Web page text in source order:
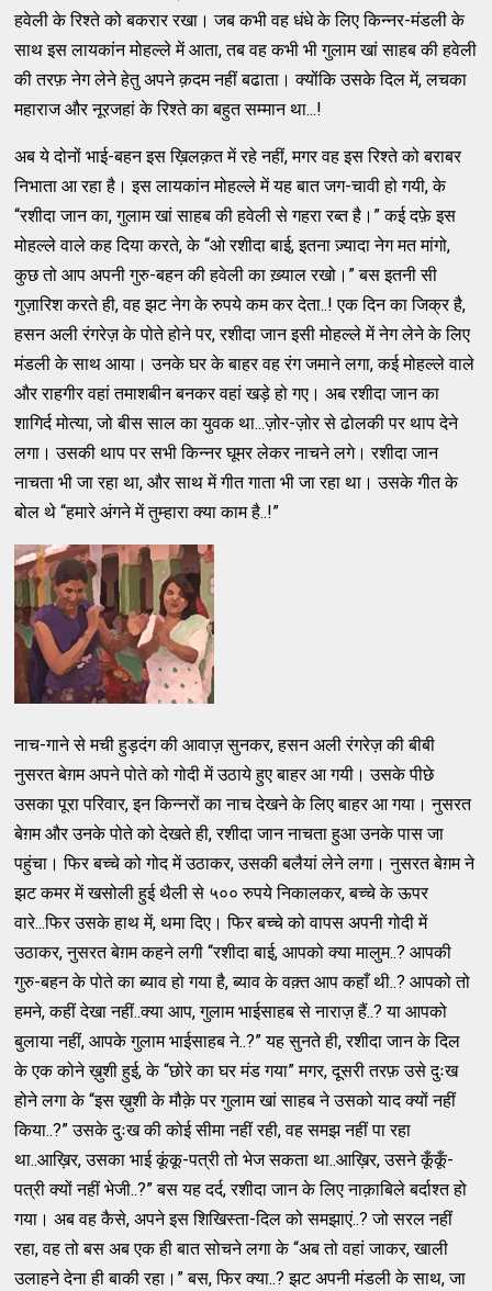
हवेली के रिश्ते को बकरार रखा। जब कभी वह धंधे के लिए किन्नर-मंडली के
साथ इस लायकांन मोहल्ले में आता, तब वह कभी भी गुलाम खां साहब की हवेली
की तरफ़ नेग लेने हेतु अपने क़दम नहीं बढाता। क्योंकि उसके दिल में, लचका
महाराज और नूरजहां के रिश्ते का बहुत सम्मान था...!
अब ये दोनों भाई-बहन इस ख़िलक़त में रहे नहीं, मगर वह इस रिश्ते को बराबर
निभाता आ रहा है। इस लायकांन मोहल्ले में यह बात जग-चावी हो गयी, के
“रशीदा जान का, गुलाम खां साहब की हवेली से गहरा रब्त है।” कई दफ़े इस
मोहल्ले वाले कह दिया करते, के “ओ रशीदा बाई, इतना ज़्यादा नेग मत मांगो,
कुछ तो आप अपनी गुरु-बहन की हवेली का ख़्याल रखो।” बस इतनी सी
गुज़ारिश करते ही, वह झट नेग के रुपये कम कर देता..! एक दिन का जिक्र है,
हसन अली रंगरेज़ के पोते होने पर, रशीदा जान इसी मोहल्ले में नेग लेने के लिए
मंडली के साथ आया। उनके घर के बाहर वह रंग जमाने लगा, कई मोहल्ले वाले
और राहगीर वहां तमाशबीन बनकर वहां खड़े हो गए। अब रशीदा जान का
शागिर्द मोत्या, जो बीस साल का युवक था...ज़ोर-ज़ोर से ढोलकी पर थाप देने
लगा। उसकी थाप पर सभी किन्नर घूमर लेकर नाचने लगे। रशीदा जान
नाचता भी जा रहा था, और साथ में गीत गाता भी जा रहा था। उसके गीत के
बोल थे “हमारे अंगने में तुम्हारा क्या काम है..!”
नाच-गाने से मची हुड़दंग की आवाज़ सुनकर, हसन अली रंगरेज़ की बीबी
नुसरत बेग़म अपने पोते को गोदी में उठाये हुए बाहर आ गयी। उसके पीछे
उसका पूरा परिवार, इन किन्नरों का नाच देखने के लिए बाहर आ गया। नुसरत
बेग़म और उनके पोते को देखते ही, रशीदा जान नाचता हुआ उनके पास जा
पहुंचा। फिर बच्चे को गोद में उठाकर, उसकी बलैयां लेने लगा। नुसरत बेग़म ने
झट कमर में खसोली हुई थैली से ५०० रुपये निकालकर, बच्चे के ऊपर
वारे...फिर उसके हाथ में, थमा दिए। फिर बच्चे को वापस अपनी गोदी में
उठाकर, नुसरत बेग़म कहने लगी “रशीदा बाई, आपको क्या मालुम..? आपकी
गुरु-बहन के पोते का ब्याव हो गया है, ब्याव के वक़्त आप कहाँ थी..? आपको तो
हमने, कहीं देखा नहीं..क्या आप, गुलाम भाईसाहब से नाराज़ हैं..? या आपको
बुलाया नहीं, आपके गुलाम भाईसाहब ने..?” यह सुनते ही, रशीदा जान के दिल
के एक कोने ख़ुशी हुई, के “छोरे का घर मंड गया” मगर, दूसरी तरफ़ उसे दुःख
होने लगा के “इस ख़ुशी के मौक़े पर गुलाम खां साहब ने उसको याद क्यों नहीं
किया..?” उसके दुःख की कोई सीमा नहीं रही, वह समझ नहीं पा रहा
था..आख़िर, उसका भाई कूंकू-पत्री तो भेज सकता था..आख़िर, उसने कूँकूँ-
पत्री क्यों नहीं भेजी..?” बस यह दर्द, रशीदा जान के लिए नाक़ाबिले बर्दाश्त हो
गया। अब वह कैसे, अपने इस शिखिस्ता-दिल को समझाएं..? जो सरल नहीं
रहा, वह तो बस अब एक ही बात सोचने लगा के “अब तो वहां जाकर, खाली
उलाहने देना ही बाकी रहा।” बस, फिर क्या..? झट अपनी मंडली के साथ, जा